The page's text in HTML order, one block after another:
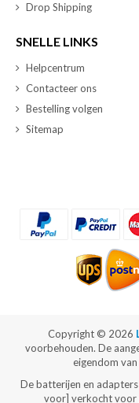
Drop Shipping
SNELLE LINKS
Helpcentrum
Contacteer ons
Bestelling volgen
Sitemap
Copyright © 2026
voorbehouden. De
eigendom
De batterijen en
voor] verkocht voor